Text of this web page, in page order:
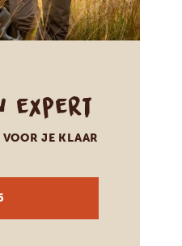
expert
JE KLAAR